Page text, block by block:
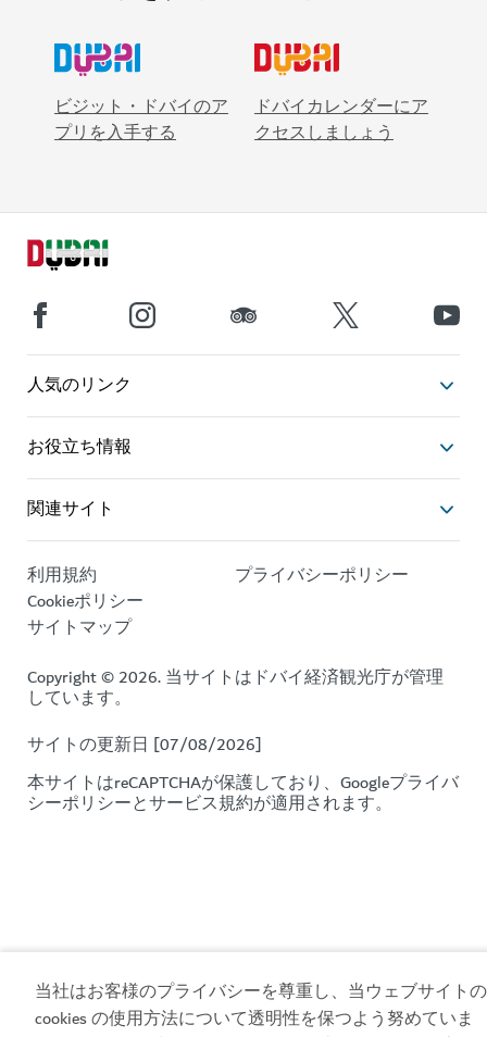
当社はお客様のプライバシーを尊重し、当ウェブサイトの
cookies の使用方法について透明性を保つよう努めていま
ビジット・ドバイのア
プリを入手する
ドバイカレンダーにア
クセスしましょう
人気のリンク
お役立ち情報
関連サイト
利用規約
プライバシーポリシー
Cookieポリシー
サイトマップ
Copyright © 2026. 当サイトはドバイ経済観光庁が管理
しています。
サイトの更新日 [07/08/2026]
本サイトはreCAPTCHAが保護しており、Googleプライバ
シーポリシーとサービス規約が適用されます。